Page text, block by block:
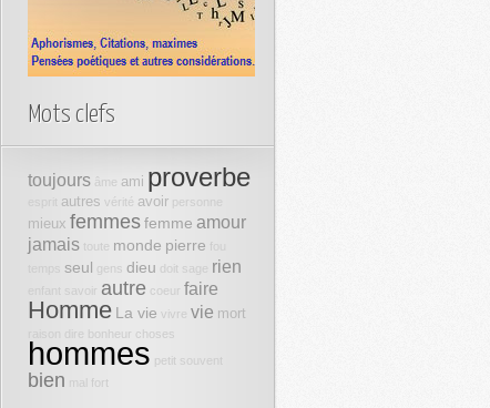
Mots clefs
toujours âme ami proverbe
autres vérité avoir personne
mieux femmesfemme amour
jamais toute monde pierre fou
seul gens dieu doit sage rien
savoir autre coeur faire
Homme La vie vivre vie mort
dire bonheur choses
hommes petit souvent
bien mal fort